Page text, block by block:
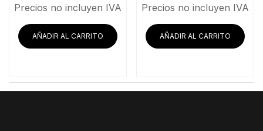
Precios no incluyen IVA
AÑADIR AL CARRITO
Precios no incluyen IVA
AÑADIR AL CARRITO